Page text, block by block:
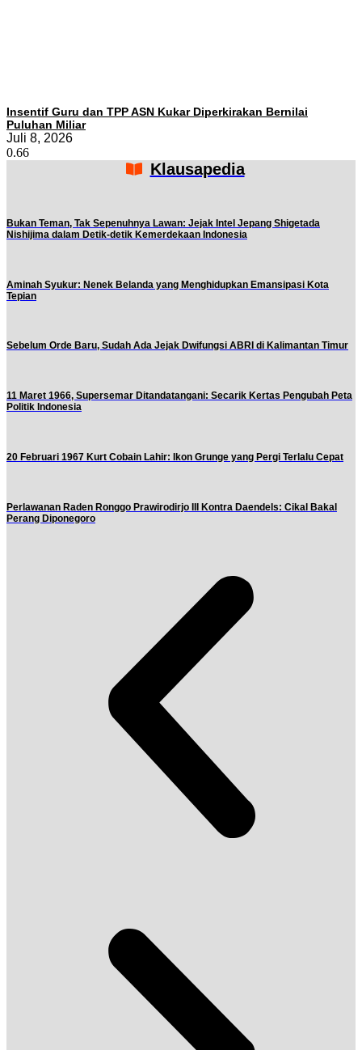
Insentif Guru dan TPP ASN Kukar Diperkirakan Bernilai
Puluhan Miliar
Juli 8, 2026
Klausapedia
Bukan Teman, Tak Sepenuhnya Lawan: Jejak Intel Jepang Shigetada
Nishijima dalam Detik-detik Kemerdekaan Indonesia
Aminah Syukur: Nenek Belanda yang Menghidupkan Emansipasi Kota
Tepian
Sebelum Orde Baru, Sudah Ada Jejak Dwifungsi ABRI di Kalimantan Timur
11 Maret 1966, Supersemar Ditandatangani: Secarik Kertas Pengubah Peta
Politik Indonesia
20 Februari 1967 Kurt Cobain Lahir: Ikon Grunge yang Pergi Terlalu Cepat
Perlawanan Raden Ronggo Prawirodirjo III Kontra Daendels: Cikal Bakal
Perang Diponegoro